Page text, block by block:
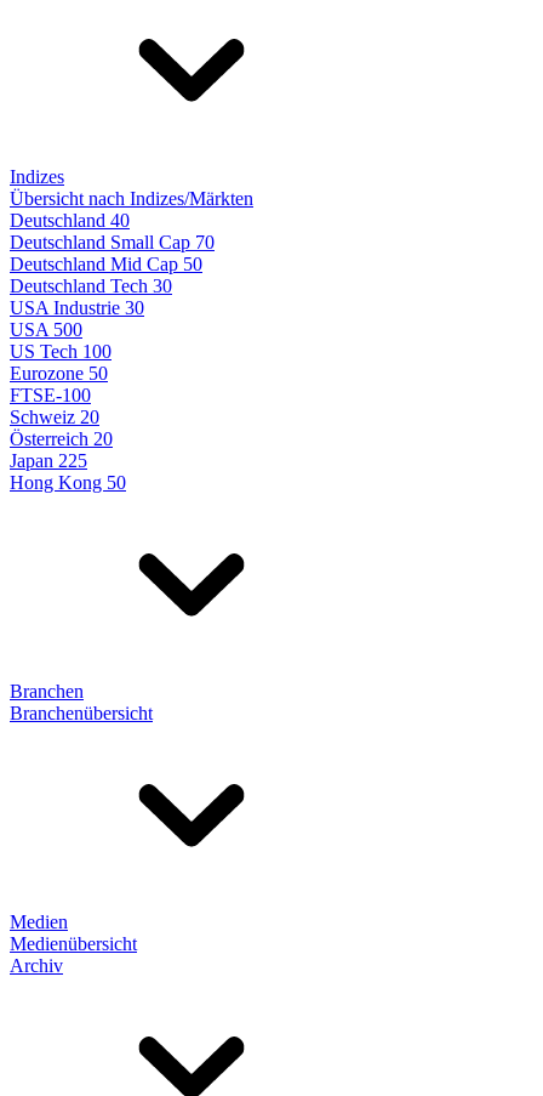
Indizes
Übersicht nach Indizes/Märkten
Deutschland 40
Deutschland Small Cap 70
Deutschland Mid Cap 50
Deutschland Tech 30
USA Industrie 30
USA 500
US Tech 100
Eurozone 50
FTSE-100
Schweiz 20
Österreich 20
Japan 225
Hong Kong 50
Branchen
Branchenübersicht
Medien
Medienübersicht
Archiv